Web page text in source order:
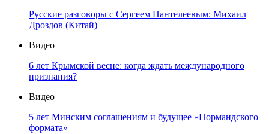
Русские разговоры с Сергеем Пантелеевым: Михаил
Дроздов (Китай)
Видео
6 лет Крымской весне: когда ждать международного
признания?
Видео
5 лет Минским соглашениям и будущее «Нормандского
формата»